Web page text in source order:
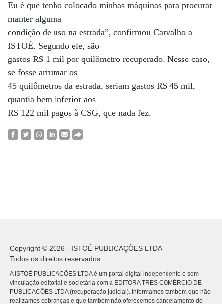
Eu é que tenho colocado minhas máquinas para procurar
manter alguma
condição de uso na estrada”, confirmou Carvalho a
ISTOÉ. Segundo ele, são
gastos R$ 1 mil por quilômetro recuperado. Nesse caso,
se fosse arrumar os
45 quilômetros da estrada, seriam gastos R$ 45 mil,
quantia bem inferior aos
R$ 122 mil pagos à CSG, que nada fez.
Copyright © 2026 - ISTOÉ PUBLICAÇÕES LTDA
Todos os direitos reservados.
A ISTOÉ PUBLICAÇÕES LTDA é um portal digital independente e sem
vinculação editorial e societária com a EDITORA TRES COMÉRCIO DE
PUBLICACÕES LTDA (recuperação judicial). Informamos também que não
realizamos cobranças e que também não oferecemos cancelamento do